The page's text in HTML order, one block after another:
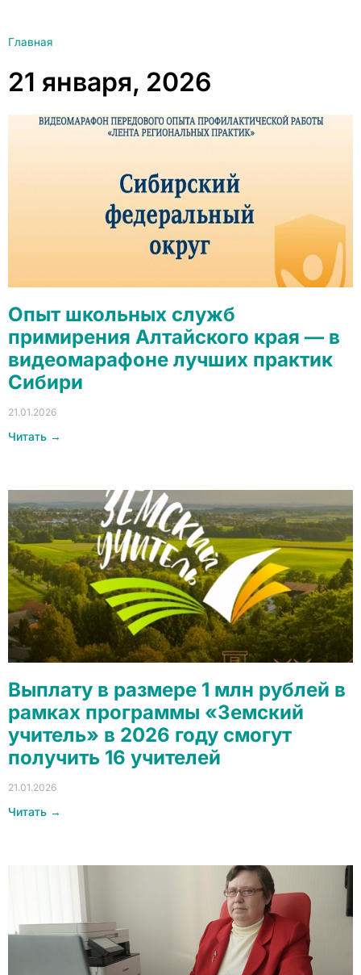
Главная
21 января, 2026
Опыт школьных служб
примирения Алтайского края — в
видеомарафоне лучших практик
Сибири
21.01.2026
Читать →
Выплату в размере 1 млн рублей в
рамках программы «Земский
учитель» в 2026 году смогут
получить 16 учителей
21.01.2026
Читать →